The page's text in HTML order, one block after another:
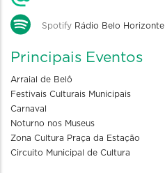
Spotify Rádio Belo Horizonte
Principais Eventos
Arraial de Belô
Festivais Culturais Municipais
Carnaval
Noturno nos Museus
Zona Cultura Praça da Estação
Circuito Municipal de Cultura